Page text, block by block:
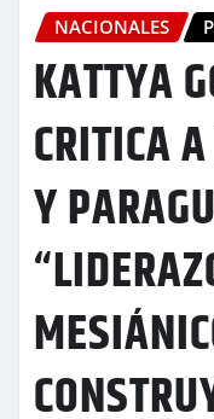
NACIONALES
KATTYA
CRITICA
Y